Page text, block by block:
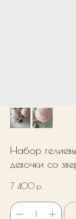
Набор
девочки со
7 400 р.